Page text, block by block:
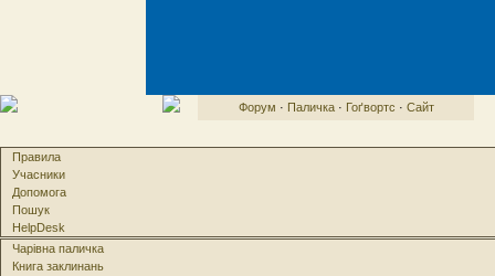
Форум · Паличка· Гоґвортс · Сайт
Правила
Учасники
Допомога
Пошук
HelpDesk
Чарівна паличка
Книга заклинань